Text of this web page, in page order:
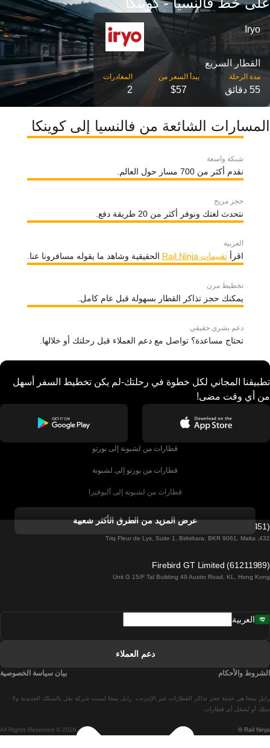
Iryo
القطار السريع
مدة الرحلة
55 دقائق
‎يبدأ السعر من
$57
2
المسارات الشائعة من فالنسيا إلى كوينكا
شبكة واسعة
نقدم أكثر من 700 مسار حول العالم.
حجز مريح
نتحدث لغتك ونوفر أكثر من 20 طريقة دفع.
العربية
اقرأتقييمات Rail Ninja الحقيقية وشاهد ما يقوله مسافرونا عنا.
تخطيط مرن
يمكنك حجز تذاكر القطار بسهولة قبل عام كامل.
دعم بشري حقيقي
تحتاج مساعدة؟ تواصل مع دعم العملاء قبل رحلتك أو خلالها.
تطبيقنا المجاني لكل خطوة في رحلتك-لم يكن تخطيط السفر أسهل
من أي وقت مضى!
قطارات من لشبونة إلى بورتو
قطارات من بورتو إلى لشبونة
قطارات من لشبونة إلى ألبوفيرا
قطارات من ألبوفيرا إلى لشبونة
قطارات من لشبونة إلى لاغوس
قطارات من لشبونة إلى مدريد
قطارات من مدريد إلى برشلونة
عرض المزيد من الطرق الأكثر شعبية
Firebird GT Limited (OC 1451)
432, Triq Fleur de Lys, Suite 1, Birkirkara, BKR 9061, Malta
Firebird GT Limited (61211989)
Unit G 15/F Tal Building 49 Austin Road, KL, Hong Kong
Rail Ninja ®
All Rights Reserved © 2026
رايل نينجا هي خدمة حجز تذاكر القطارات عبر الإنترنت. رايل نينجا ليست شركة نقل بالسكك الحديدية ولا
تملك أو تُشغل أي قطارات.
العربية
دعم العملاء
الشروط والأحكام بيان سياسة الخصوصية